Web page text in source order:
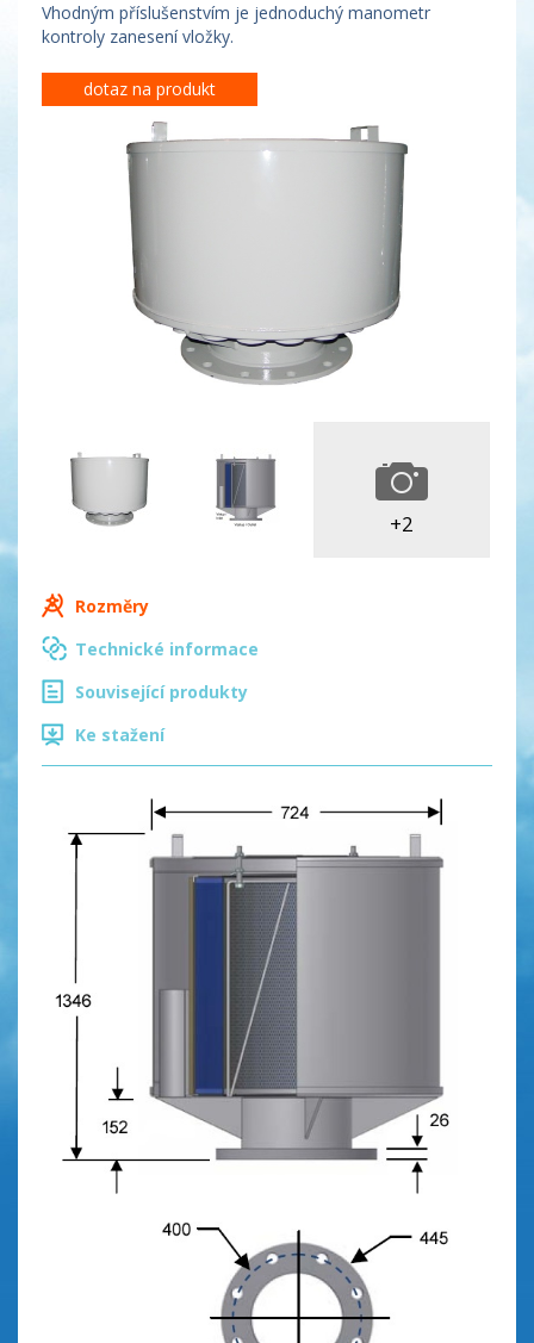
Vhodným příslušenstvím je jednoduchý manometr
kontroly zanesení vložky.
dotaz na produkt
+2
Rozměry
Technické informace
Související produkty
Ke stažení